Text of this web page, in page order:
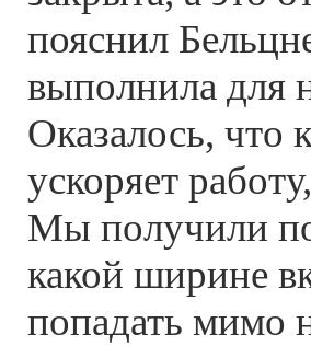
пояснил
выполнила для
Оказалось, что
ускоряет
Мы получили
какой ширине
попадать мимо